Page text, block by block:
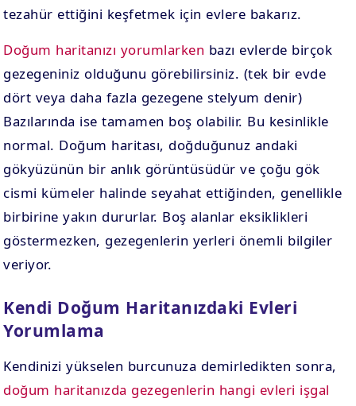
tezahür ettiğini keşfetmek için evlere bakarız.
Doğum haritanızı yorumlarken bazı evlerde birçok
gezegeniniz olduğunu görebilirsiniz. (tek bir evde
dört veya daha fazla gezegene stelyum denir)
Bazılarında ise tamamen boş olabilir. Bu kesinlikle
normal. Doğum haritası, doğduğunuz andaki
gökyüzünün bir anlık görüntüsüdür ve çoğu gök
cismi kümeler halinde seyahat ettiğinden, genellikle
birbirine yakın dururlar. Boş alanlar eksiklikleri
göstermezken, gezegenlerin yerleri önemli bilgiler
veriyor.
Kendi Doğum Haritanızdaki Evleri
Yorumlama
Kendinizi yükselen burcunuza demirledikten sonra,
doğum haritanızda gezegenlerin hangi evleri işgal